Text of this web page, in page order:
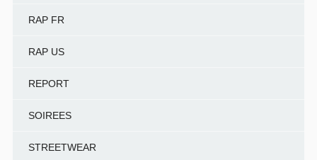
RAP FR
RAP US
REPORT
SOIREES
STREETWEAR